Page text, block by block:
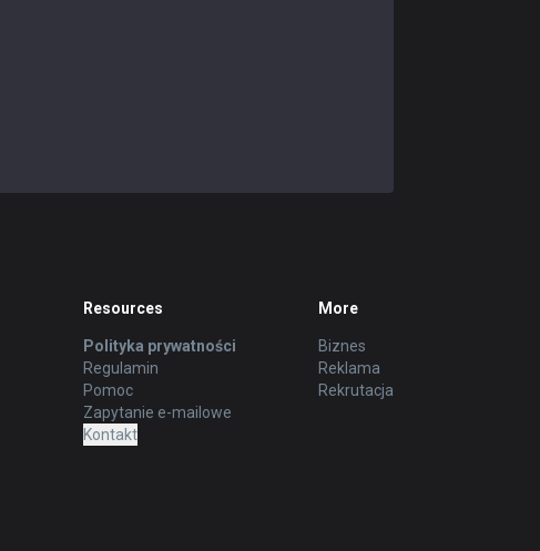
Resources
Polityka prywatności
Regulamin
Pomoc
Zapytanie e-mailowe
Kontakt
More
Biznes
Reklama
Rekrutacja